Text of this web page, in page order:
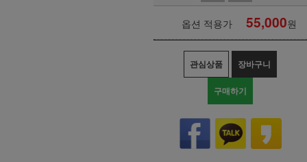
옵션 적용가 55,000원
관심상품 장바구니
구매하기